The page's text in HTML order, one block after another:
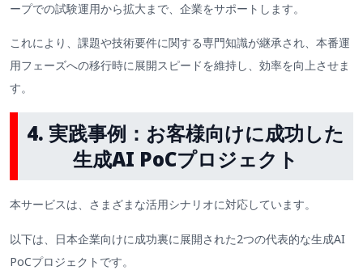
ープでの試験運用から拡大まで、企業をサポートします。
これにより、課題や技術要件に関する専門知識が継承され、本番運
用フェーズへの移行時に展開スピードを維持し、効率を向上させま
す。
4. 実践事例：お客様向けに成功した
生成AI PoCプロジェクト
本サービスは、さまざまな活用シナリオに対応しています。
以下は、日本企業向けに成功裏に展開された2つの代表的な生成AI
PoCプロジェクトです。